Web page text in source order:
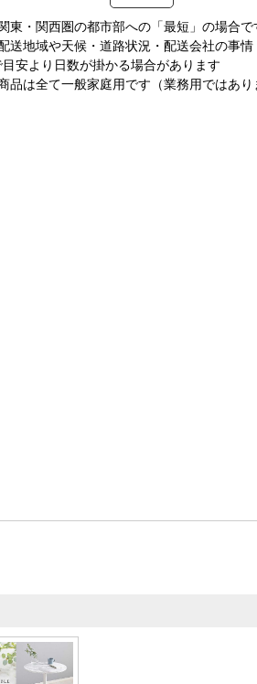
東・関西圏の都市部への「最短」の場合で
送地域や天候・道路状況・配送会社の事
目安より日数が掛かる場合があります
品は全て一般家庭用です（業務用ではあり